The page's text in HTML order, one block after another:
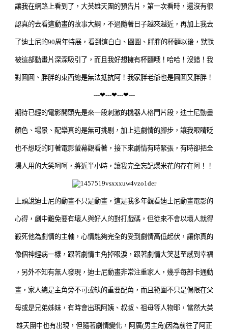
讓我在網路上看到了，大英雄天團的預告片，第一次看時，還沒有很
認真的去看這動畫的故事大綱，不過隨著日子越來越近，再加上我去
了迪士尼的90周年特展，看到這白白、圓圓、胖胖的杯麵以後，默默
被這部動畫片深深吸引了，而且我好想擁有杯麵哦！哈哈！沒錯！我
對圓圓、胖胖的東西總是無法抵抗阿！我家胖老爺也是 圓圓又胖胖！
---❤---❤---❤---
期待已經的電影開頭先是來一段刺激的機器人格鬥片段，迪士尼動畫
顏色、場景、配樂真的是無可挑剔，加上這劇情的腳步，讓我眼睛眨
也不想眨的盯著電影螢幕觀看著，接下來劇情有時緊張，有時卻把全
場人用的大笑呵呵，將近半小時，讓我完全忘記爆米花的存在阿！！
上頭說迪士尼的動畫不只是動畫，這是我多年觀看迪士尼動畫電影的
心得，劇中難免要有壞人與好人的對打戲碼，但從來不會以壞人就得
殺死他為劇情的主軸，心情能夠完全的受到劇情高低起伏，讓你真的
像個神經病一樣，跟著劇情主角掉眼淚，跟著劇情大笑甚至感到幸福
，另外不知有無人發現，迪士尼動畫非常注重家人，幾乎每部卡通動
畫，家人總是主角旁不可或缺的重要配角，而且範圍不只是侷限在父
母或是兄弟姊妹，有時會出現阿姨、叔叔、祖母等人物耶，當然大英
雄天團中也有出現，但隨著劇情變化，阿廣(男主角)因為前往了阿正